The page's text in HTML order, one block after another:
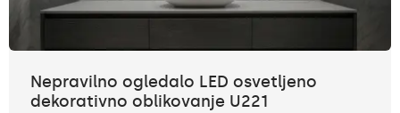
Nepravilno ogledalo LED osvetljeno
dekorativno oblikovanje U221